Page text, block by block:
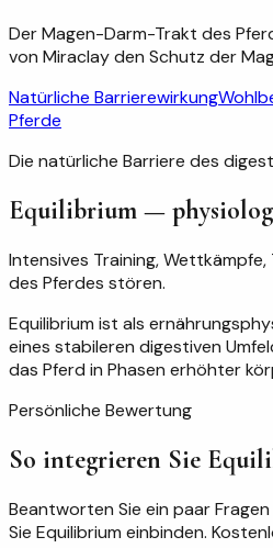
Der Magen-Darm-Trakt des
von Miraclay den Schutz der
Natürliche Barrierewirkung
Pferde
Die natürliche Barriere des
Equilibrium —
Intensives Training,
des Pferdes stören.
Equilibrium ist als
eines stabileren digestiven
das Pferd in Phasen erhöhter
Persönliche Bewertung
So integrieren Sie
Beantworten Sie ein paar
Sie Equilibrium einbinden.